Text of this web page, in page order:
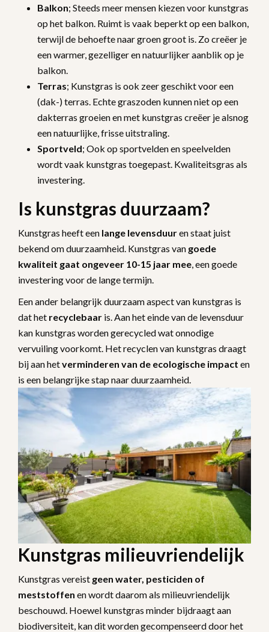
Balkon; Steeds meer mensen kiezen voor kunstgras
op het balkon. Ruimt is vaak beperkt op een balkon,
terwijl de behoefte naar groen groot is. Zo creëer je
een warmer, gezelliger en natuurlijker aanblik op je
balkon.
Terras; Kunstgras is ook zeer geschikt voor een
(dak-) terras. Echte graszoden kunnen niet op een
dakterras groeien en met kunstgras creëer je alsnog
een natuurlijke, frisse uitstraling.
Sportveld; Ook op sportvelden en speelvelden
wordt vaak kunstgras toegepast. Kwaliteitsgras als
investering.
Is kunstgras duurzaam?
Kunstgras heeft een lange levensduuren staat juist
bekend om duurzaamheid. Kunstgras van goede
kwaliteit gaat ongeveer 10-15 jaar mee, een goede
investering voor de lange termijn.
Een ander belangrijk duurzaam aspect van kunstgras is
dat het recyclebaar is. Aan het einde van de levensduur
kan kunstgras worden gerecycled wat onnodige
vervuiling voorkomt. Het recyclen van kunstgras draagt
bij aan hetverminderen van de ecologische impact en
is een belangrijke stap naar duurzaamheid.
Kunstgras milieuvriendelijk
Kunstgras vereist geen water, pesticiden of
meststoffen en wordt daarom als milieuvriendelijk
beschouwd. Hoewel kunstgras minder bijdraagt aan
biodiversiteit, kan dit worden gecompenseerd door het